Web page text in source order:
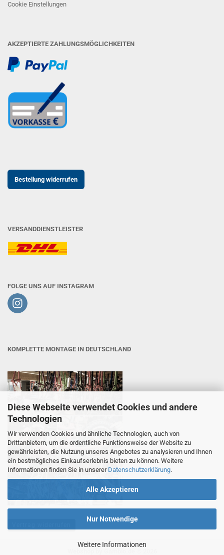
Diese Webseite verwendet Cookies und andere
Technologien
Wir verwenden Cookies und ähnliche Technologien, auch von
Drittanbietern, um die ordentliche Funktionsweise der Website zu
gewährleisten, die Nutzung unseres Angebotes zu analysieren und Ihnen
ein bestmögliches Einkaufserlebnis bieten zu können. Weitere
Informationen finden Sie in unserer Datenschutzerklärung.
Alle Akzeptieren
Nur Notwendige
Weitere Informationen
Cookie Einstellungen
AKZEPTIERTE ZAHLUNGSMÖGLICHKEITEN
Bestellung widerrufen
VERSANDDIENSTLEISTER
FOLGE UNS AUF INSTAGRAM
KOMPLETTE MONTAGE IN DEUTSCHLAND